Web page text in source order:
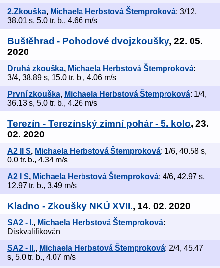
2.Zkouška, Michaela Herbstová Štemproková: 3/12,
38.01 s, 5.0 tr. b., 4.66 m/s
Buštěhrad - Pohodové dvojzkoušky, 22. 05.
2020
Druhá zkouška, Michaela Herbstová Štemproková:
3/4, 38.89 s, 15.0 tr. b., 4.06 m/s
První zkouška, Michaela Herbstová Štemproková: 1/4,
36.13 s, 5.0 tr. b., 4.26 m/s
Terezín - Terezínský zimní pohár - 5. kolo, 23.
02. 2020
A2 II S, Michaela Herbstová Štemproková: 1/6, 40.58 s,
0.0 tr. b., 4.34 m/s
A2 I S, Michaela Herbstová Štemproková: 4/6, 42.97 s,
12.97 tr. b., 3.49 m/s
Kladno - Zkoušky NKÚ XVII., 14. 02. 2020
SA2 - I., Michaela Herbstová Štemproková:
Diskvalifikován
SA2 - II., Michaela Herbstová Štemproková: 2/4, 45.47
s, 5.0 tr. b., 4.07 m/s